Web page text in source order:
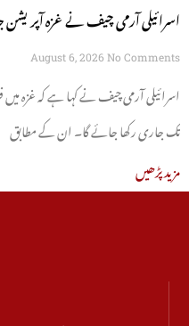
اسرائیلی آرمی چیف نے غزہ آپریشن
August 6, 2026 No Comments
اسرائیلی آرمی چیف نے کہا ہے کہ غزہ
تک جاری رکھا جائے گا۔ ان کے مطابق
مزید پڑھیں